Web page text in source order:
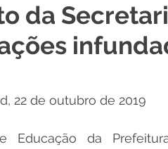
Pesar Campanhas
Comunicado
da
22 de outubro de 2019
Educação da